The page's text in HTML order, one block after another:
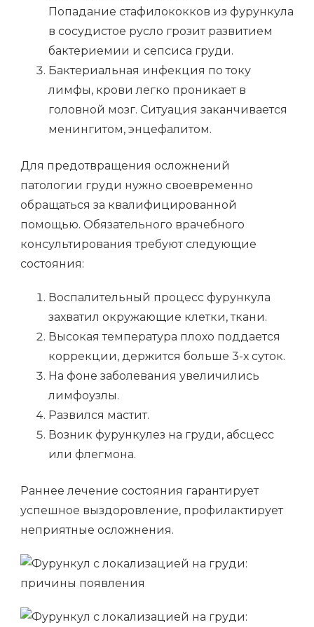
Попадание стафилококков из фурункула
в сосудистое русло грозит развитием
бактериемии и сепсиса груди.
Бактериальная инфекция по току
лимфы, крови легко проникает в
головной мозг. Ситуация заканчивается
менингитом, энцефалитом.
Для предотвращения осложнений
патологии груди нужно своевременно
обращаться за квалифицированной
помощью. Обязательного врачебного
консультирования требуют следующие
состояния:
Воспалительный процесс фурункула
захватил окружающие клетки, ткани.
Высокая температура плохо поддается
коррекции, держится больше 3-х суток.
На фоне заболевания увеличились
лимфоузлы.
Развился мастит.
Возник фурункулез на груди, абсцесс
или флегмона.
Раннее лечение состояния гарантирует
успешное выздоровление, профилактирует
неприятные осложнения.